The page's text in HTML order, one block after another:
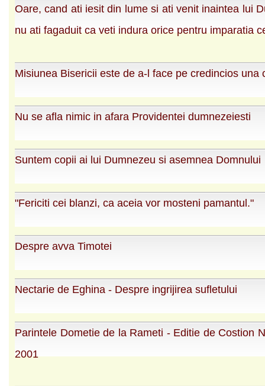
Oare, cand ati iesit din lume si ati venit inaintea lui
nu ati fagaduit ca veti indura orice pentru imparatia
Misiunea Bisericii este de a-l face pe credincios una
Nu se afla nimic in afara Providentei dumnezeiesti
Suntem copii ai lui Dumnezeu si asemnea Domnului
"Fericiti cei blanzi, ca aceia vor mosteni pamantul."
Despre avva Timotei
Nectarie de Eghina - Despre ingrijirea sufletului
Parintele Dometie de la Rameti - Editie de Costion
2001